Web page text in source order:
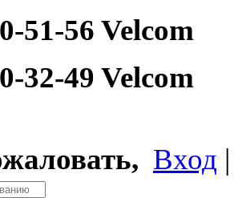
51-56 Velcom
32-49 Velcom
Вход